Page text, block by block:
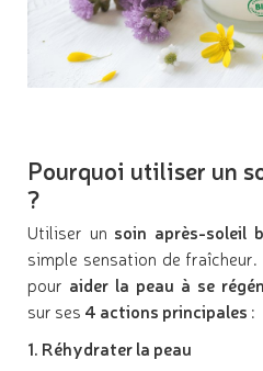
Pourquoi utiliser un
?
Utiliser un soin après-soleil
simple sensation de
pour aider la peau à se
sur ses 4 actions principales :
1. Réhydrater la peau